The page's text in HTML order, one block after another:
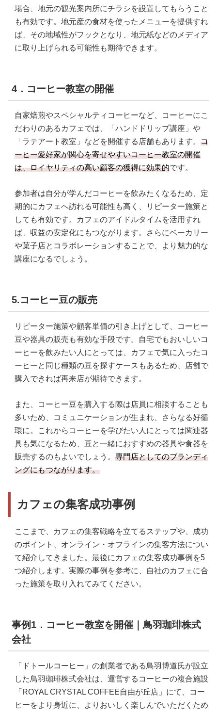
場合、地元の観光案内所にチラシを設置してもらうこと
も有効です。地元産の食材を使ったメニューを提供すれ
ば、その地域性がフックとなり、地元紙などのメディア
に取り上げられる可能性も期待できます。
4．コーヒー教室の開催
自家焙煎やスペシャルティコーヒーなど、コーヒーにこ
だわりのあるカフェでは、「ハンドドリップ講座」や
「ラテアート教室」などを開催する店舗もあります。 コ
ーヒー愛好家が関心を寄せやすいコーヒー教室の開催
は、ロイヤリティの高い顧客の獲得に効果的です。
参加者は自分が学んだコーヒーを飲みたくなるため、定
期的にカフェへ訪れる可能性も高く、リピーター施策と
しても有効です。カフェのアイドルタイムを活用すれ
ば、収益の安定化にもつながります。さらにベーカリー
や菓子店とコラボレーションすることで、より魅力的な
講座になるでしょう。
5.コーヒー豆の販売
リピーター施策や顧客単価の引き上げとして、コーヒー
豆や器具の販売も有効な手段です。自宅でもおいしいコ
ーヒーを飲みたい人にとっては、カフェで気に入ったコ
ーヒーと同じ種類の豆を探すケースもあるため、店舗で
購入できれば再来店が期待できます。
また、コーヒー豆を購入する際は店員に相談することも
多いため、コミュニケーションが生まれ、さらなる好循
環に。これからコーヒーを学びたい人にとっては関連器
具も気になるため、豆と一緒におすすめの器具や食器を
販売するのもよいでしょう。 専門店としてのブランディ
ングにもつながります。
カフェの集客成功事例
ここまで、カフェの集客戦略を立てるステップや、成功
のポイント、オンライン・オフラインの集客方法につい
て紹介してきました。最後にカフェの集客成功事例を5
つ紹介します。実際の事例を参考に、自社のカフェに合
った施策を取り入れてみてください。
事例1．コーヒー教室を開催｜鳥羽珈琲株式
会社
「ドトールコーヒー」の創業者である鳥羽博道氏が設立
した鳥羽珈琲株式会社は、運営するコーヒーの複合施設
「ROYAL CRYSTAL COFFEE自由が丘店」にて、コー
ヒーをより身近に、よりおいしく楽しんでいただくため